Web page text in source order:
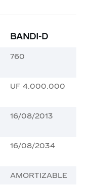
BANDI-D
760
UF 4.000.000
16/08/2013
16/08/2034
AMORTIZABLE